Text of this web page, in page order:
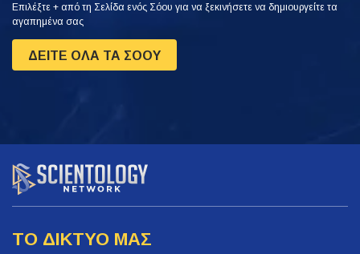
Επιλέξτε + από τη Σελίδα ενός Σόου για να ξεκινήσετε να δημιουργείτε τα
αγαπημένα σας
ΔΕΙΤΕ ΟΛΑ ΤΑ ΣΟΟΥ
ΤΟ ΔΙΚΤΥΟ ΜΑΣ